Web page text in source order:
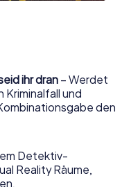
Belauschen
Ihres Handgeräts.
aus Ihnen und Ihren
Sie schlüpfen in
Krimi-Stadtrallye
herausfordernde
die Ihrem
dem Schlagwort
ihr dran – Werdet
Kriminalfall und
den
Detektiv-
Reality Räume,